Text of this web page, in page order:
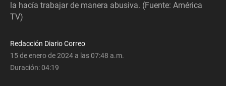
la hacía trabajar de manera abusiva. (Fuente: América
TV)
Redacción Diario Correo
15 de enero de 2024 a las 07:48 a.m.
Duración:04:19